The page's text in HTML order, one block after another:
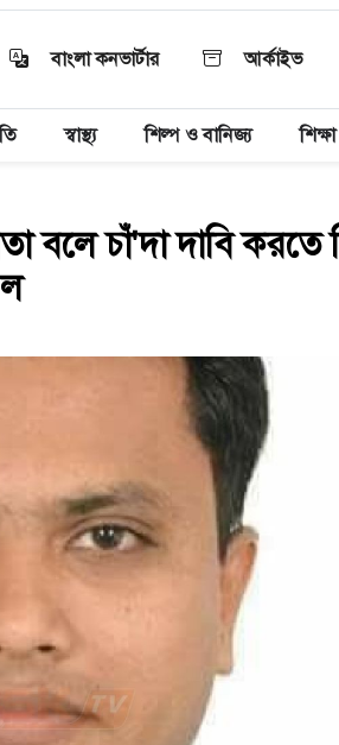
বাংলা কনভার্টার আর্কাইভ
স্বাস্থ্য শিল্প ও বানিজ্য শিক্ষা
বলে চাঁ'দা দাবি করতে